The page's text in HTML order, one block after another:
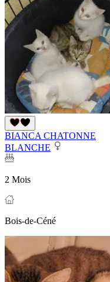
BIANCA CHATONNE
BLANCHE
2 Mois
Bois-de-Céné